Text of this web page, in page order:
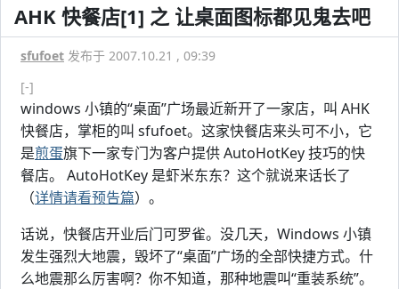
AHK 快餐店[1] 之 让桌面图标都见鬼去吧
sfufoet 发布于 2007.10.21 , 09:39
[-]
windows 小镇的“桌面”广场最近新开了一家店，叫 AHK
快餐店，掌柜的叫 sfufoet。这家快餐店来头可不小，它
是煎蛋旗下一家专门为客户提供 AutoHotKey 技巧的快
餐店。 AutoHotKey 是虾米东东？这个就说来话长了
（详情请看预告篇）。
话说，快餐店开业后门可罗雀。没几天，Windows 小镇
发生强烈大地震，毁坏了“桌面”广场的全部快捷方式。什
么地震那么厉害啊？你不知道，那种地震叫“重装系统”。